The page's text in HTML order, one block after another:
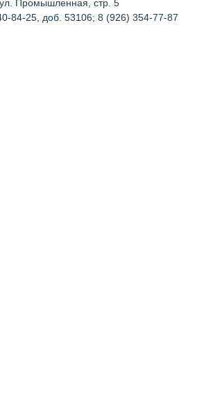
ул. Промышленная, стр. 5
84-25, доб. 53106; 8 (926) 354-77-87